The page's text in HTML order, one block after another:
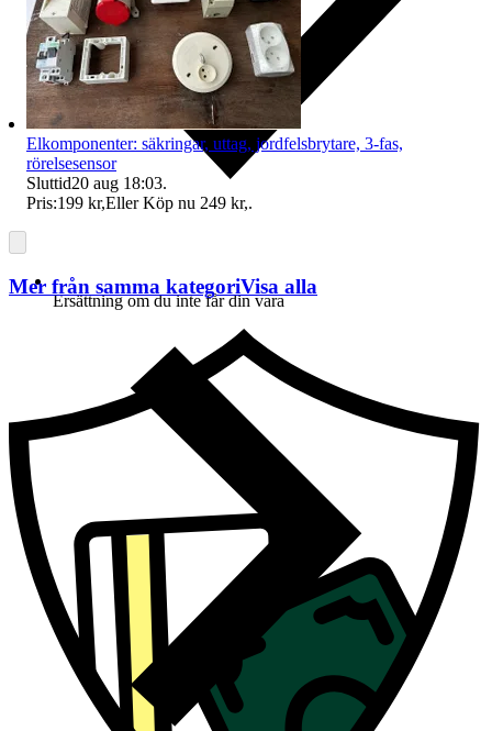
Ersättning om du inte får din vara
Elkomponenter: säkringar, uttag, jordfelsbrytare, 3-fas,
rörelsesensor
Sluttid20 aug 18:03.
Pris:199 kr,Eller Köp nu 249 kr,.
Mer från samma kategoriVisa alla